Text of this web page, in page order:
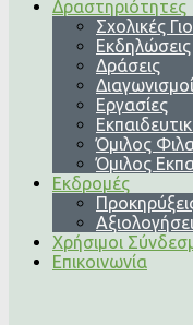
Δραστηριότητες
Σχολικές
Εκδηλώσεις
Δράσεις
Διαγωνισμοί
Εργασίες
Όμιλος
Όμιλος
Εκδρομές
Χρήσιμοι
Επικοινωνία